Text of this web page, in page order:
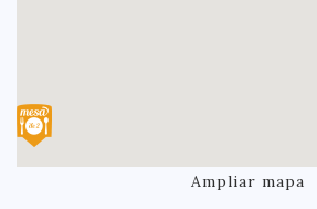
Ampliar mapa